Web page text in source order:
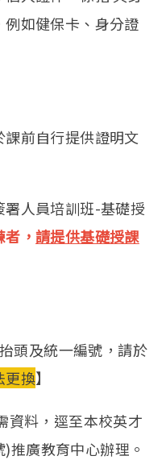
如健保卡、身分證
前自行提供證明文
人員培訓班-基礎授
者，請提供基礎授課
頭及統一編號，請於
更換】
資料，逕至本校英才
推廣教育中心辦理。